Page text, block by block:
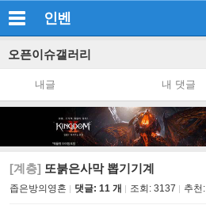
인벤
오픈이슈갤러리
내글 내 댓글
[계층] 또붉은사막 뽑기기계
좁은방의영혼 댓글: 11 개 조회: 3137 추천: